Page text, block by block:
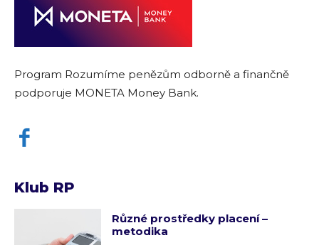
Program Rozumíme penězům odborně a finančně
podporuje MONETA Money Bank.
Klub RP
Různé prostředky placení –
metodika